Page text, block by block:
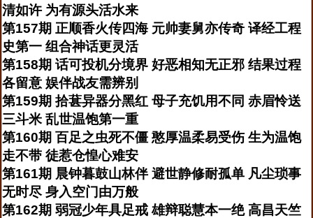
清如许 为有源头活水来
第157期 正顺香火传四海 元帅妻舅亦传奇 译经工程
史第一 组合神话更灵活
第158期 话可投机分境界 好恶相知无正邪 结果过程
各留意 娱伴战友需辨别
第159期 拾葚异器分黑红 母子充饥用不同 赤眉怜送
三斗米 乱世温饱第一重
第160期 百足之虫死不僵 憨厚温柔易受伤 生为温饱
走不带 徒惹仓惶心难安
第161期 晨钟暮鼓山林伴 避世静修耐孤单 凡尘琐事
无时尽 身入空门由万般
第162期 弱冠少年具足戒 雄辩聪慧本一绝 高昌天竺